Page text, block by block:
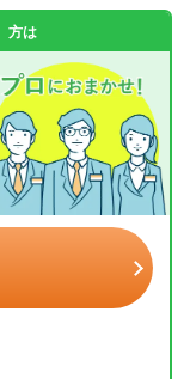
方は